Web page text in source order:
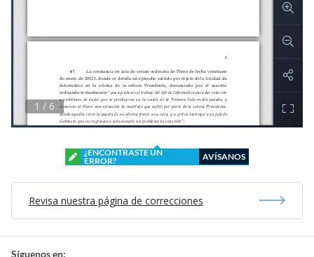
¿ENCONTRASTE UN
ERROR?
AVÍSANOS
Revisa nuestra página de correcciones
Síguenos en: